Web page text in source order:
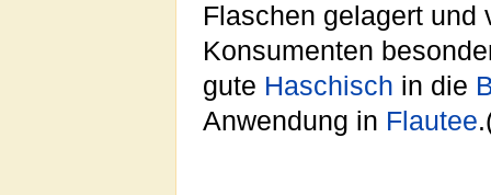
Flaschen gelagert und
Konsumenten
gute Haschisch in die
Anwendung in Flautee